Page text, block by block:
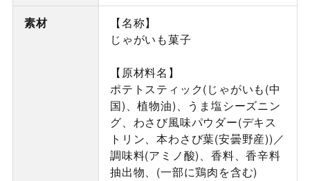
素材
【名称】
じゃがいも菓子
【原材料名】
ポテトスティック(じゃがいも(中
国)、植物油)、うま塩シーズニン
グ、わさび風味パウダー(デキス
トリン、本わさび葉(安曇野産))／
調味料(アミノ酸)、香料、香辛料
抽出物、(一部に鶏肉を含む)